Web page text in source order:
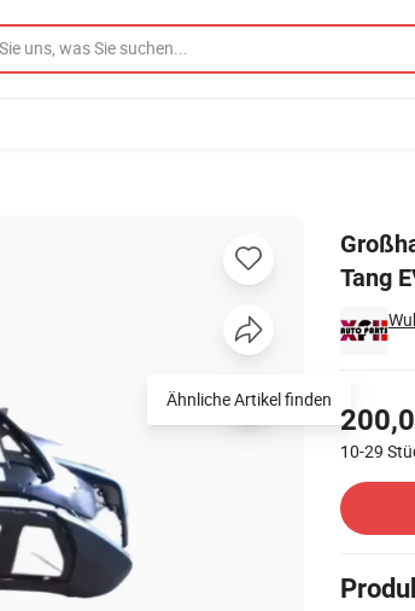
Tang
10-29
für BYD Tang EV Ste-2803100/00
Ähnliche Artikel finden